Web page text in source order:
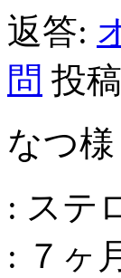
返答:
問 投
なつ様
: ステ
: ７ヶ